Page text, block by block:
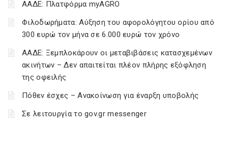
ΑΑΔΕ: Πλατφόρμα myAGRO
Φιλοδωρήματα: Αύξηση του αφορολόγητου ορίου από
300 ευρώ τον μήνα σε 6.000 ευρώ τον χρόνο
ΑΑΔΕ: Ξεμπλοκάρουν οι μεταβιβάσεις κατασχεμένων
ακινήτων – Δεν απαιτείται πλέον πλήρης εξόφληση
της οφειλής
Πόθεν έσχες – Ανακοίνωση για έναρξη υποβολής
Σε λειτουργία το gov.gr messenger